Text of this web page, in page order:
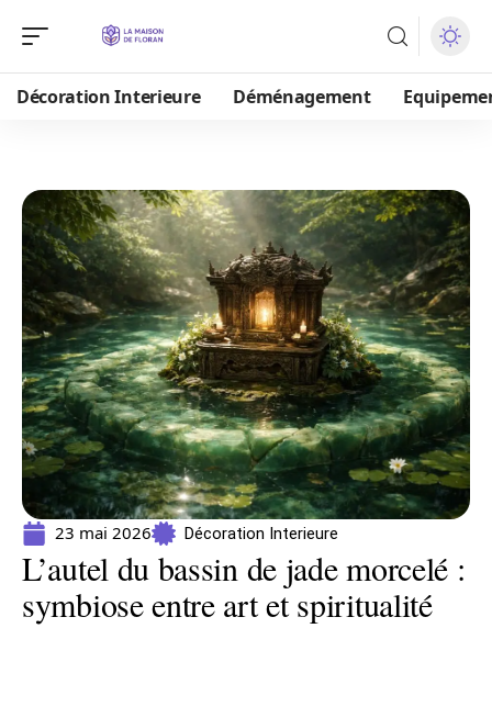
Décoration Interieure Déménagement
23 mai 2026 Décoration Interieure
L’autel du bassin de jade morcelé :
symbiose entre art et spiritualité